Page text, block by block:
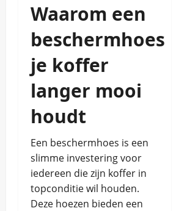
Waarom een
beschermhoes
je koffer
langer mooi
houdt
Een beschermhoes is een
slimme investering voor
iedereen die zijn koffer in
topconditie wil houden.
Deze hoezen bieden een